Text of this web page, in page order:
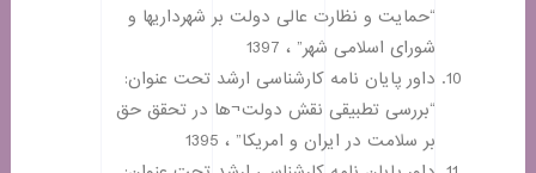
“حمایت و نظارت عالی دولت بر شهرداریها و
شورای اسلامی شهر” ، 1397
داور پایان نامه کارشناسی ارشد تحت عنوان:
“بررسی تطبیقی نقش دولت¬ها در تحقق حق
بر سلامت در ایران و امریکا” ، 1395